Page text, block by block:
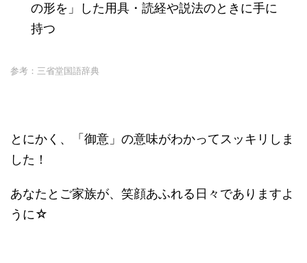
の形を」した用具・読経や説法のときに手に
持つ
参考：三省堂国語辞典
とにかく、「御意」の意味がわかってスッキリしま
した！
あなたとご家族が、笑顔あふれる日々でありますよ
うに☆